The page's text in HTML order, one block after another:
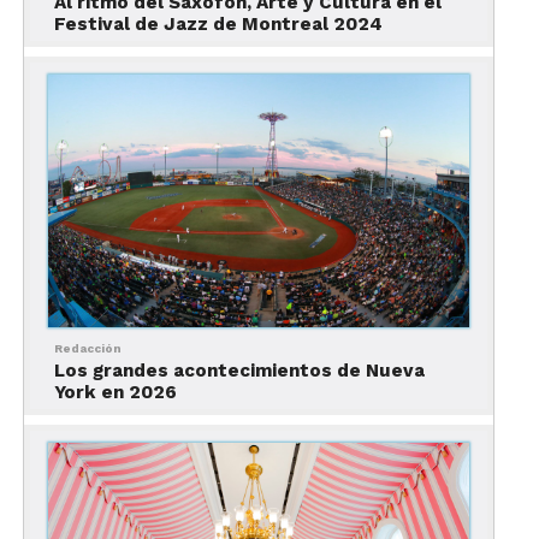
horas.
Ojo, ya no hay boletos para acudir durante febrero.
Compra en línea para marzo, abril y mayoaquí.
Festival de Jazz de Montreal 2024
Redacción
Los grandes acontecimientos de Nueva
York en 2026